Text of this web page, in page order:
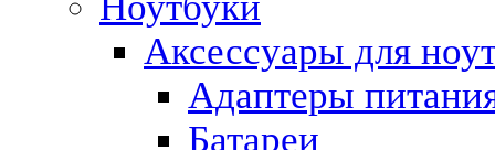
Аксессуары для
Адаптеры
Батареи